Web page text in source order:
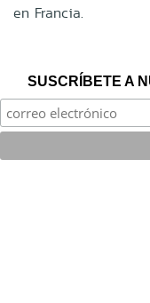
en Francia.
SUSCRÍBETE A